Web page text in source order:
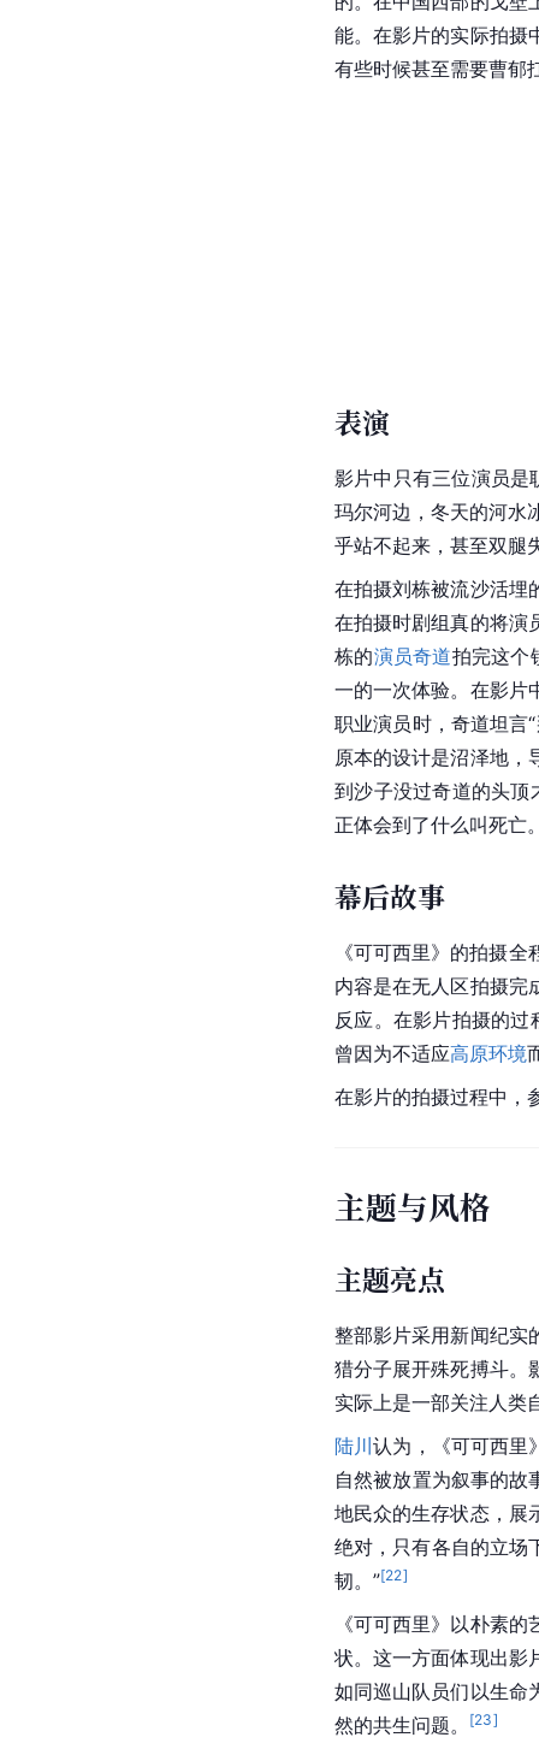
能。在影片的实际拍摄
有些时候甚至需要曹郁
表演
影片中只有三位演员
玛尔河边，冬天的河水
乎站不起来，甚至双腿
在拍摄刘栋被流沙活埋
在拍摄时剧组真的将演
栋的演员奇道拍完这个
一的一次体验。在影片
职业演员时， 奇道坦言
原本的设计是沼泽地，
到沙子没过奇道的头顶
正体会到了什么叫死亡
幕后故事
《可可西里》的拍摄
内容是在无人区拍摄完
反应。在影片拍摄的
曾因为不适应高原环境
在影片的拍摄过程中，
主题与风格
主题亮点
整部影片采用新闻纪实
猎分子展开殊死搏斗。
实际上是一部关注人类
陆川认为，《可可西里
自然被放置为叙事的故
地民众的生存状态，展
绝对，只有各自的立场
韧。”[22]
《可可西里》以朴素
状。这一方面体现出影
如同巡山队员们以生命
然的共生问题。
[23]